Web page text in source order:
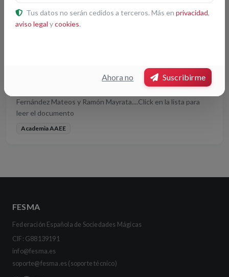
Boletín Academia de Artes Escénicas de
España nº37, página 64
01/06/2025
Escénicas de España el artículo La magia española y la magia
en España, entre las páginas 64 y 77 se incluye una entrevista
a Antonio Díaz, y artículos mágicos de Nacho Diago, Eloy
Fernández Mateos y Ramón Mayrata....Click en la lista para
leer el documento
Academia AAEE
Tus datos no serán cedidos a terceros. Más en privacidad,
aviso legal ycookies.
Ahora no Suscribirme
FESMA
Federación Española de Sociedades Mágicas
CIF: G88139191
info@fesma.es
soporte@fesma.es (soporte técnico)